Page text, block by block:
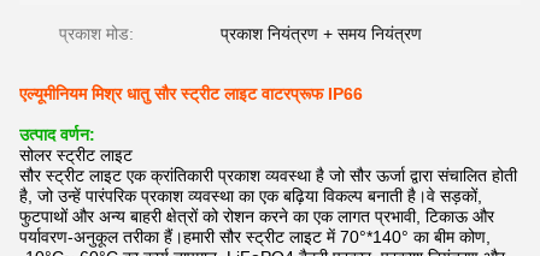
प्रकाश मोड: प्रकाश नियंत्रण + समय नियंत्रण
एल्यूमीनियम मिश्र धातु सौर स्ट्रीट लाइट वाटरप्रूफ IP66
उत्पाद वर्णन:
सोलर स्ट्रीट लाइट
सौर स्ट्रीट लाइट एक क्रांतिकारी प्रकाश व्यवस्था है जो सौर ऊर्जा द्वारा संचालित होती
है, जो उन्हें पारंपरिक प्रकाश व्यवस्था का एक बढ़िया विकल्प बनाती है।वे सड़कों,
फुटपाथों और अन्य बाहरी क्षेत्रों को रोशन करने का एक लागत प्रभावी, टिकाऊ और
पर्यावरण-अनुकूल तरीका हैं।हमारी सौर स्ट्रीट लाइट में 70°*140° का बीम कोण,